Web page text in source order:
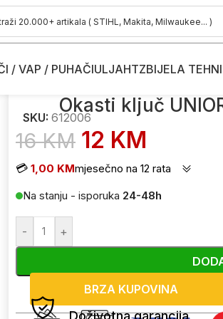
/ VAP / PUHAČIULJAHTZBIJELA
182 612006 10x11mm
Okasti ključ
SKU: 612006
16KM 12 KM
💳 1,00 KMmjesečno na 12 rata
Na stanju - isporuka 24-48h
- +
BRZA KUPOVINA
Doživotna garancija